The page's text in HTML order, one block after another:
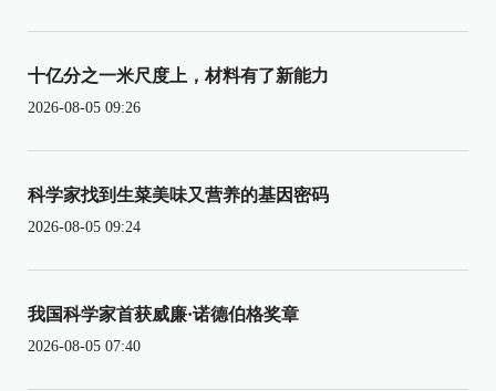
十亿分之一米尺度上，材料有了新能力
2026-08-05 09:26
科学家找到生菜美味又营养的基因密码
2026-08-05 09:24
我国科学家首获威廉·诺德伯格奖章
2026-08-05 07:40